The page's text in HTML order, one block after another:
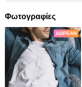
Φωτογραφίες
ΔΩΡΕΆΝ